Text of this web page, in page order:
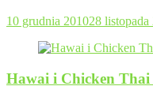
10 grudnia 201028 listopada
Hawai i Chicken Thai